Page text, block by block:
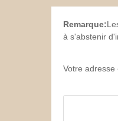
Remarque:
à s'abstenir
Votre